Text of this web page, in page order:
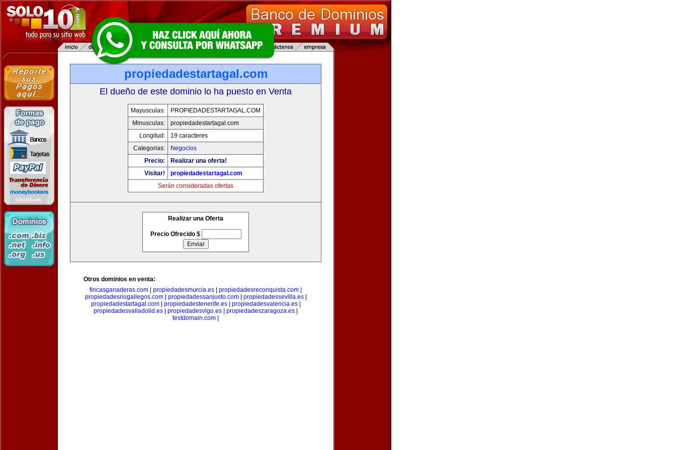
propiedadestartagal.com
El dueño de este dominio lo ha puesto en Venta
Mayusculas:
PROPIEDADESTARTAGAL.COM
Minusculas:
propiedadestartagal.com
Longitud:
19 caracteres
Categorias:
Negocios
Precio:
Realizar una oferta!
Visitar!
propiedadestartagal.com
Serán consideradas ofertas
Realizar una Oferta
Precio Ofrecido $
Otros dominios en venta:
fincasganaderas.com
propiedadesmurcia.es propiedadesreconquista.com
propiedadesriogallegos.com| propiedadessanjusto.com| propiedadessevilla.es|
propiedadestartagal.com| propiedadestenerife.es| propiedadesvalencia.es|
propiedadesvalladolid.es
propiedadesvigo.es propiedadeszaragoza.es
testdomain.com